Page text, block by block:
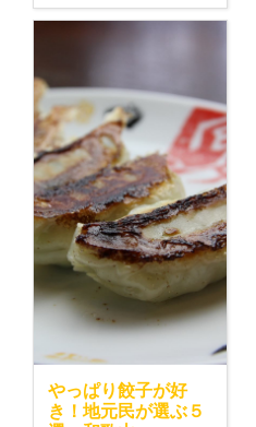
やっぱり餃子が好
き！地元民が選ぶ５